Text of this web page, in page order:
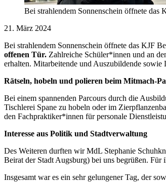
Bei strahlendem Sonnenschein öffnete
21. März 2024
Bei strahlendem Sonnenschein öffnete das KJF
offenen Tür. Zahlreiche Schüler*innen und an
erhalten. Mitarbeitende und Auszubildende
Rätseln, hobeln und polieren beim Mitmach-
Bei einem spannenden Parcours durch die
Tischlerei Spane zu hobeln oder im
den Fachpraktiker*innen für personale
Interesse aus Politik und Stadtverwaltung
Des Weiteren durften wir MdL Stephanie
Beirat der Stadt Augsburg) bei uns begrüßen. Für
Insgesamt war es ein sehr gelungener Tag, der